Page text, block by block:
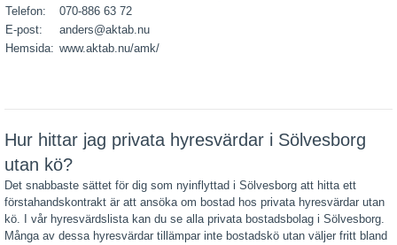
Telefon:
070-886 63 72
E-post:
anders@aktab.nu
Hemsida: www.aktab.nu/amk/
Hur hittar jag privata hyresvärdar i Sölvesborg
utan kö?
Det snabbaste sättet för dig som nyinflyttad i Sölvesborg att hitta ett
förstahandskontrakt är att ansöka om bostad hos privata hyresvärdar utan
kö. I vår hyresvärdslista kan du se alla privata bostadsbolag i Sölvesborg.
Många av dessa hyresvärdar tillämpar inte bostadskö utan väljer fritt bland